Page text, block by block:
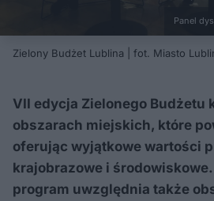
Panel
Zielony Budżet Lublina | fot. Miasto
VII edycja Zielonego Budżetu
obszarach miejskich, które
oferując wyjątkowe wartości
krajobrazowe i
program uwzględnia także